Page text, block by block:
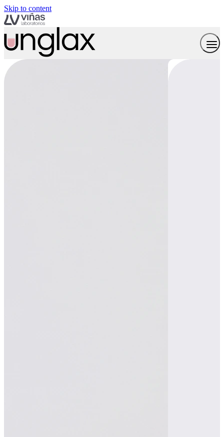
Skip to content